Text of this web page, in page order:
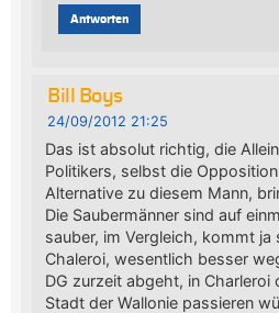
Antworten
Bill Boys
24/09/2012 21:25
Das ist absolut richtig, die
Politikers, selbst die
Alternative zu diesem Mann,
Die Saubermänner sind auf
sauber, im Vergleich, kommt
Chaleroi, wesentlich besser
DG zurzeit abgeht, in Charleroi
Stadt der Wallonie passieren